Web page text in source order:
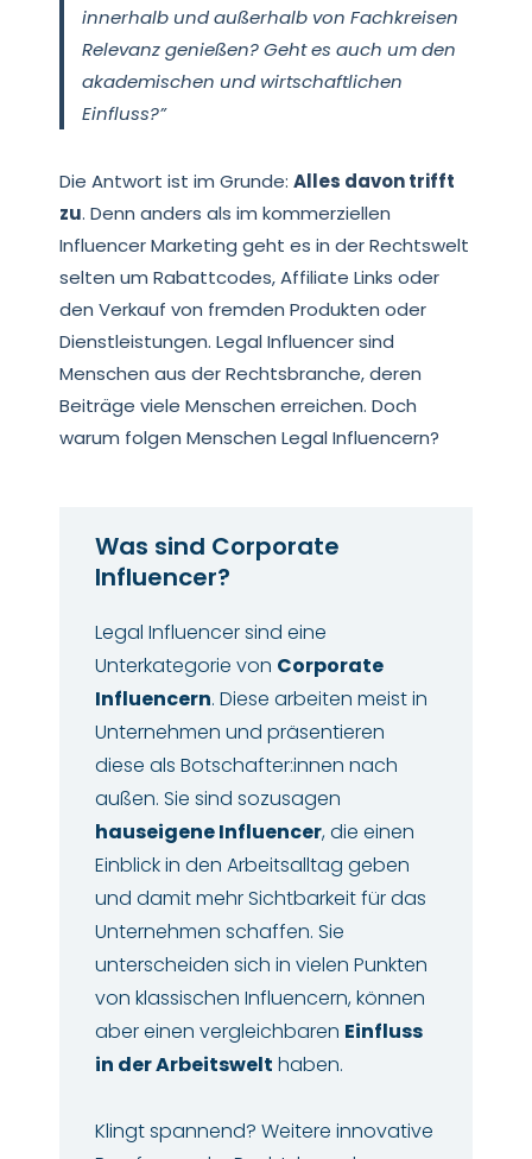
innerhalb und außerhalb von Fachkreisen
Relevanz genießen? Geht es auch um den
akademischen und wirtschaftlichen
Einfluss?”
Die Antwort ist im Grunde: Alles davon trifft
zu. Denn anders als im kommerziellen
Influencer Marketing geht es in der Rechtswelt
selten um Rabattcodes, Affiliate Links oder
den Verkauf von fremden Produkten oder
Dienstleistungen. Legal Influencer sind
Menschen aus der Rechtsbranche, deren
Beiträge viele Menschen erreichen. Doch
warum folgen Menschen Legal Influencern?
Was sind Corporate
Influencer?
Legal Influencer sind eine
Unterkategorie von Corporate
Influencern. Diese arbeiten meist in
Unternehmen und präsentieren
diese als Botschafter:innen nach
außen. Sie sind sozusagen
hauseigene Influencer, die einen
Einblick in den Arbeitsalltag geben
und damit mehr Sichtbarkeit für das
Unternehmen schaffen. Sie
unterscheiden sich in vielen Punkten
von klassischen Influencern, können
aber einen vergleichbaren Einfluss
in der Arbeitswelt haben.
Klingt spannend? Weitere innovative